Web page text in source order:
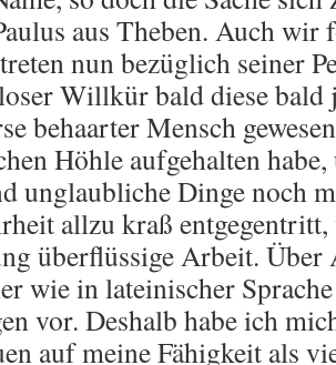
aus Theben. Auch wir
nun bezüglich seiner
Willkür bald diese bald
behaarter Mensch
Höhle aufgehalten
unglaubliche Dinge noch
allzu kraß entgegentritt,
überflüssige Arbeit. Über
wie in lateinischer
vor. Deshalb habe ich
auf meine Fähigkeit als